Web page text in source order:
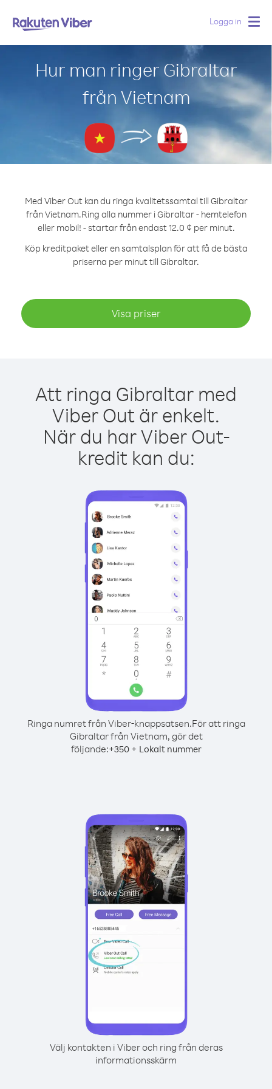
Logga in
Hur man ringer Gibraltar
från Vietnam
Med Viber Out kan du ringa kvalitetssamtal till Gibraltar
från Vietnam.Ring alla nummer i Gibraltar - hemtelefon
eller mobil! - startar från endast 12.0 ¢ per minut.
Köp kreditpaket eller en samtalsplan för att få de bästa
priserna per minut till Gibraltar.
Visa priser
Att ringa Gibraltar med
Viber Out är enkelt.
När du har Viber Out-
kredit kan du:
Ringa numret från Viber-knappsatsen.För att ringa
Gibraltar från Vietnam, gör det
följande:+350+ Lokalt nummer
Välj kontakten i Viber och ring från deras
informationsskärm